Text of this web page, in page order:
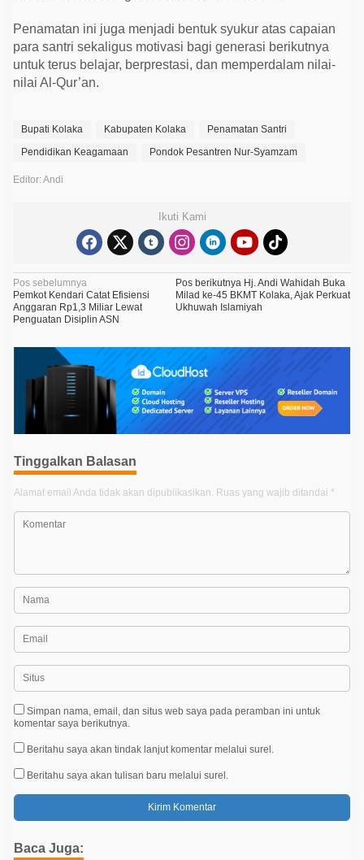
Penamatan ini juga menjadi bentuk syukur atas capaian
para santri sekaligus motivasi bagi generasi berikutnya
untuk terus belajar, berprestasi, dan memperdalam nilai-
nilai Al-Qur’an.
Bupati Kolaka Kabupaten Kolaka
Penamatan Santri
Pendidikan Keagamaan
Pondok Pesantren Nur-Syamzam
Editor: Andi
Ikuti Kami
N
a
v
i
i
p
o
s
Pos sebelumnya
Pemkot Kendari Catat Efisiensi
Anggaran Rp1,3 Miliar Lewat
Penguatan Disiplin ASN
Pos berikutnyaHj. Andi Wahidah Buka
Milad ke-45 BKMT Kolaka, Ajak Perkuat
Ukhuwah Islamiyah
Tinggalkan Balasan
Alamat email Anda tidak akan dipublikasikan. Ruas yang wajib ditandai *
Simpan nama, email, dan situs web saya pada peramban ini untuk
komentar saya berikutnya.
Beritahu saya akan tindak lanjut komentar melalui surel.
Beritahu saya akan tulisan baru melalui surel.
Baca Juga: